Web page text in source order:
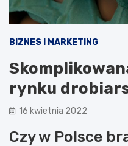
BIZNES I MARKETING
rynku
16 kwietnia 2022
Czy w Polsce